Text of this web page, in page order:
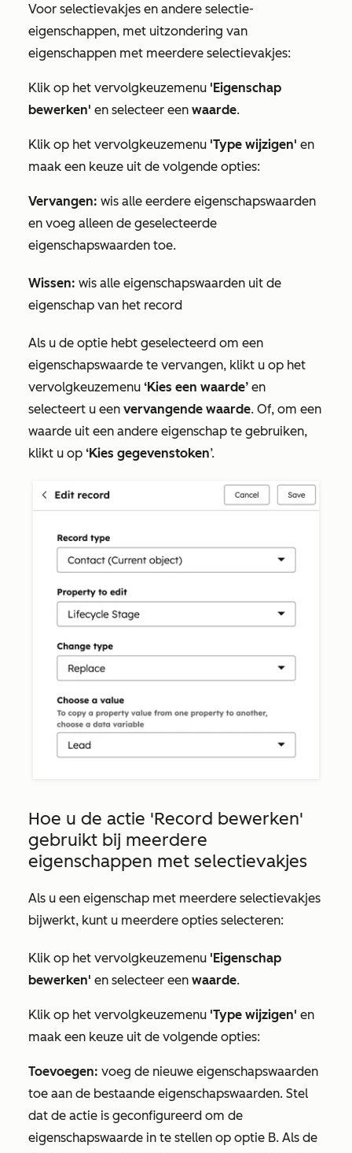
Voor selectievakjes en andere selectie-
eigenschappen, met uitzondering van
eigenschappen met meerdere selectievakjes:
Klik op het vervolgkeuzemenu 'Eigenschap
bewerken' en selecteer een waarde.
Klik op het vervolgkeuzemenu 'Type wijzigen' en
maak een keuze uit de volgende opties:
Vervangen: wis alle eerdere eigenschapswaarden
en voeg alleen de geselecteerde
eigenschapswaarden toe.
Wissen: wis alle eigenschapswaarden uit de
eigenschap van het record
Als u de optie hebt geselecteerd om een
eigenschapswaarde te vervangen, klikt u op het
vervolgkeuzemenu ‘Kies een waarde’ en
selecteert u een vervangende waarde. Of, om een
waarde uit een andere eigenschap te gebruiken,
klikt u op ‘Kies gegevenstoken’.
Hoe u de actie 'Record bewerken'
gebruikt bij meerdere
eigenschappen met selectievakjes
Als u een eigenschap met meerdere selectievakjes
bijwerkt, kunt u meerdere opties selecteren:
Klik op het vervolgkeuzemenu 'Eigenschap
bewerken' en selecteer een waarde.
Klik op het vervolgkeuzemenu 'Type wijzigen' en
maak een keuze uit de volgende opties:
Toevoegen: voeg de nieuwe eigenschapswaarden
toe aan de bestaande eigenschapswaarden. Stel
dat de actie is geconfigureerd om de
eigenschapswaarde in te stellen op optie B. Als de